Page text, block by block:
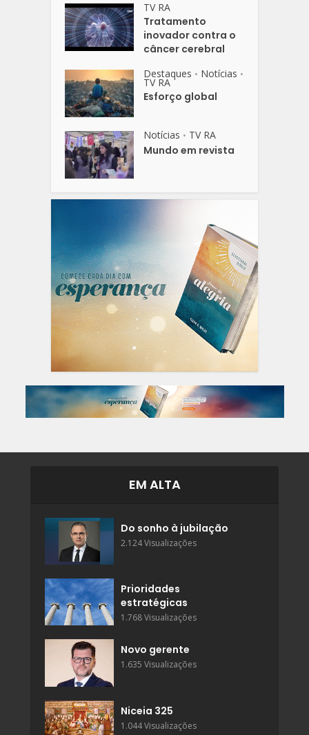
TV RA
Tratamento
inovador contra o
câncer cerebral
Destaques • Notícias •
TV RA
Esforço global
Notícias • TV RA
Mundo em revista
EM ALTA
Do sonho à jubilação
2.124 Visualizações
Prioridades
estratégicas
1.768 Visualizações
Novo gerente
1.635 Visualizações
Niceia 325
1.044 Visualizações